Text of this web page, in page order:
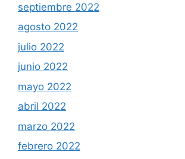
septiembre 2022
agosto 2022
julio 2022
junio 2022
mayo 2022
abril 2022
marzo 2022
febrero 2022